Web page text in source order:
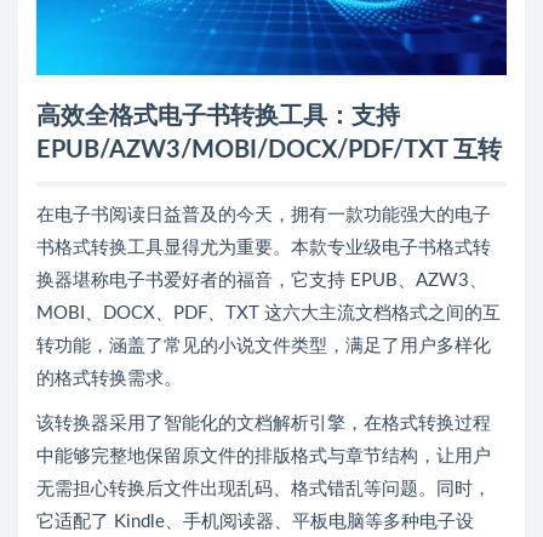
高效全格式电子书转换工具：支持
EPUB/AZW3/MOBI/DOCX/PDF/TXT 互转
在电子书阅读日益普及的今天，拥有一款功能强大的电子
书格式转换工具显得尤为重要。本款专业级电子书格式转
换器堪称电子书爱好者的福音，它支持 EPUB、AZW3、
MOBI、DOCX、PDF、TXT 这六大主流文档格式之间的互
转功能，涵盖了常见的小说文件类型，满足了用户多样化
的格式转换需求。
该转换器采用了智能化的文档解析引擎，在格式转换过程
中能够完整地保留原文件的排版格式与章节结构，让用户
无需担心转换后文件出现乱码、格式错乱等问题。同时，
它适配了 Kindle、手机阅读器、平板电脑等多种电子设